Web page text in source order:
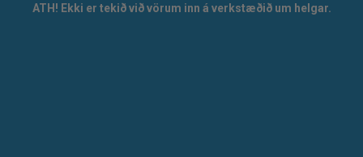
ATH! Ekki er tekið við vörum inn á verkstæðið um helgar.